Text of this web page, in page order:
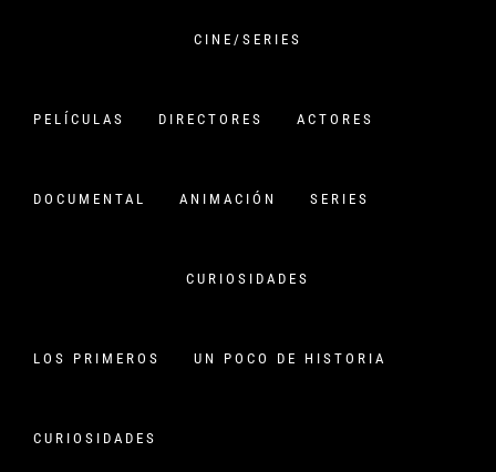
CINE/SERIES
PELÍCULAS DIRECTORES ACTORES
DOCUMENTAL ANIMACIÓN SERIES
CURIOSIDADES
LOS PRIMEROS UN POCO DE HISTORIA
CURIOSIDADES
VERSIÓN CHINA
CURIOSIDADES
Publicado en22 agosto, 2014 Por versionchina